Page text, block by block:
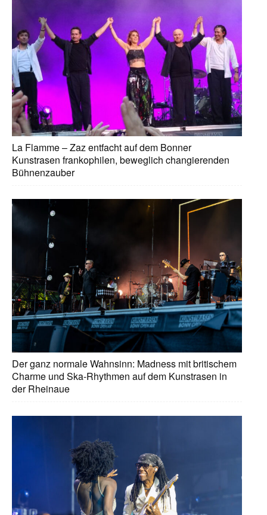
La Flamme – Zaz entfacht auf dem Bonner
Kunstrasen frankophilen, beweglich changierenden
Bühnenzauber
Der ganz normale Wahnsinn: Madness mit britischem
Charme und Ska-Rhythmen auf dem Kunstrasen in
der Rheinaue